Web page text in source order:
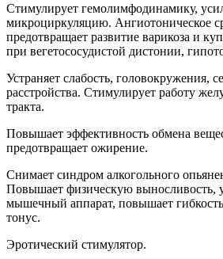
Стимулирует гемолимфодинамику,
микроциркуляцию. Ангиотоническое
предотвращает развитие варикоза и
при вегетососудистой дистонии,
Устраняет слабость, головокружения,
расстройства. Стимулирует работу
тракта.
Повышает эффективность обмена
предотвращает ожирение.
Снимает синдром алкогольного
Повышает физическую выносливость,
мышечный аппарат, повышает
тонус.
Эротический стимулятор.